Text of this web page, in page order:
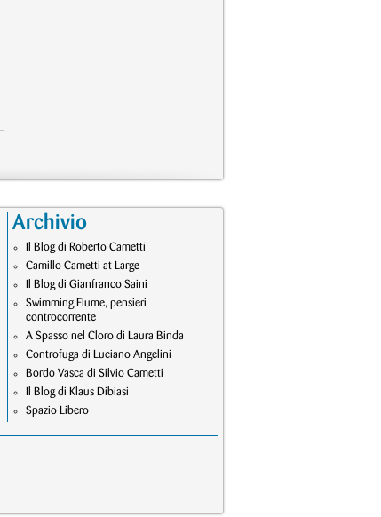
Archivio
Il Blog di Roberto Cametti
Camillo Cametti at Large
Il Blog di Gianfranco Saini
Swimming Flume, pensieri
controcorrente
A Spasso nel Cloro di Laura Binda
Controfuga di Luciano Angelini
Bordo Vasca di Silvio Cametti
Il Blog di Klaus Dibiasi
Spazio Libero